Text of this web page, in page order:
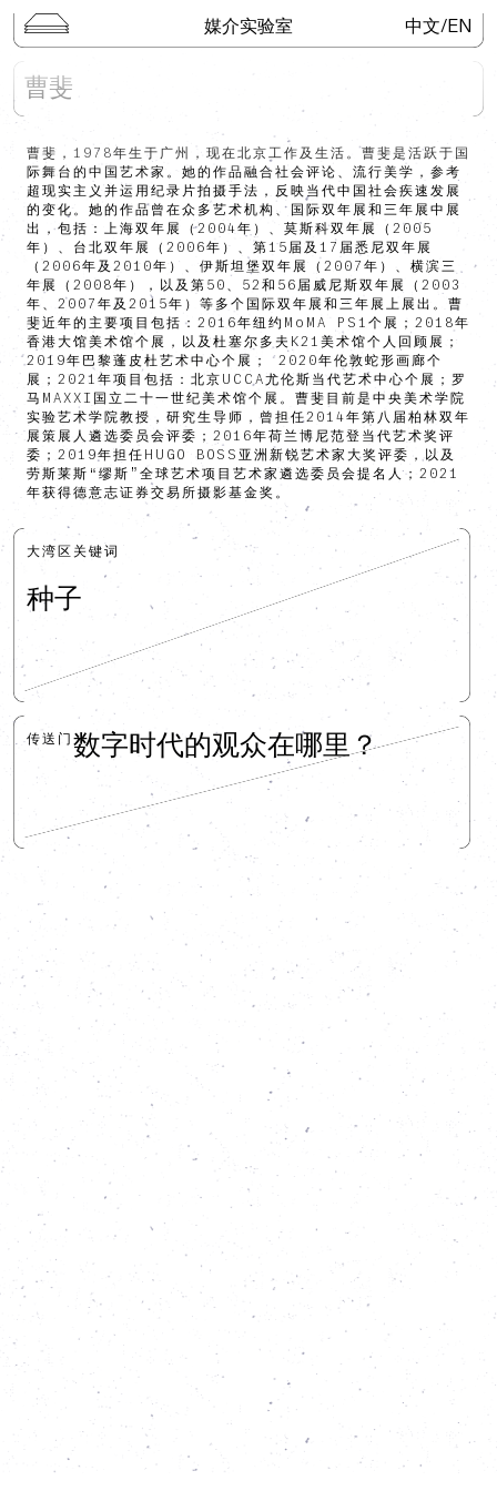
系列讲座
三维数字物
传送门
田野调查
出版物
检索
媒介实验室 中文/EN
曹斐
曹斐，1978年生于广州，现在北京工作及生活。曹斐是活跃于国
际舞台的中国艺术家。她的作品融合社会评论、流行美学，参考
超现实主义并运用纪录片拍摄手法，反映当代中国社会疾速发展
的变化。她的作品曾在众多艺术机构、国际双年展和三年展中展
出，包括：上海双年展（2004年）、莫斯科双年展（2005
年）、台北双年展（2006年）、第15届及17届悉尼双年展
（2006年及2010年）、伊斯坦堡双年展（2007年）、横滨三
年展（2008年），以及第50、52和56届威尼斯双年展（2003
年、2007年及2015年）等多个国际双年展和三年展上展出。曹
斐近年的主要项目包括：2016年纽约MoMA PS1个展；2018年
香港大馆美术馆个展，以及杜塞尔多夫K21美术馆个人回顾展；
2019年巴黎蓬皮杜艺术中心个展； 2020年伦敦蛇形画廊个
展；2021年项目包括：北京UCCA尤伦斯当代艺术中心个展；罗
马MAXXI国立二十一世纪美术馆个展。曹斐目前是中央美术学院
实验艺术学院教授，研究生导师，曾担任2014年第八届柏林双年
展策展人遴选委员会评委；2016年荷兰博尼范登当代艺术奖评
委；2019年担任HUGO BOSS亚洲新锐艺术家大奖评委，以及
劳斯莱斯“缪斯”全球艺术项目艺术家遴选委员会提名人；2021
年获得德意志证券交易所摄影基金奖。
大湾区关键词
种子
传送门 数字时代的观众在哪里？